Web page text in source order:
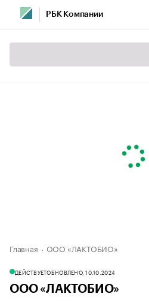
РБК Компании
Главная ООО «ЛАКТОБИО»
ДЕЙСТВУЕТОБНОВЛЕНО, 10.10.2024
ООО «ЛАКТОБИО»